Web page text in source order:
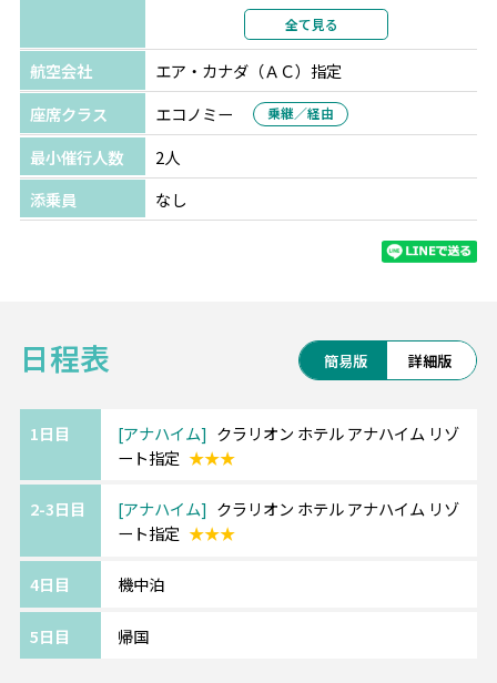
2名1室利用
部屋カテゴリ
全て見る
航空会社
エア・カナダ（ＡＣ）指定
座席クラス
エコノミー 乗継／経由
最小催行人数
2人
添乗員
なし
日程表 簡易版 詳細版
1日目 アナハイム
クラリオン ホテル アナハイム リゾ
ート指定 ★★★
2-3日目 アナハイム
クラリオン ホテル アナハイム リゾ
ート指定 ★★★
4日目 機中泊
5日目 帰国